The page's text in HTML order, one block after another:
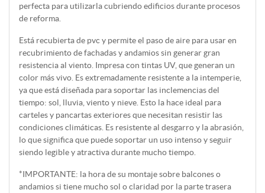
perfecta para utilizarla cubriendo edificios durante procesos
de reforma.
Está recubierta de pvc y permite el paso de aire para usar en
recubrimiento de fachadas y andamios sin generar gran
resistencia al viento. Impresa con tintas UV, que generan un
color más vivo. Es extremadamente resistente a la intemperie,
ya que está diseñada para soportar las inclemencias del
tiempo: sol, lluvia, viento y nieve. Esto la hace ideal para
carteles y pancartas exteriores que necesitan resistir las
condiciones climáticas. Es resistente al desgarro y la abrasión,
lo que significa que puede soportar un uso intenso y seguir
siendo legible y atractiva durante mucho tiempo.
*IMPORTANTE: la hora de su montaje sobre balcones o
andamios si tiene mucho sol o claridad por la parte trasera